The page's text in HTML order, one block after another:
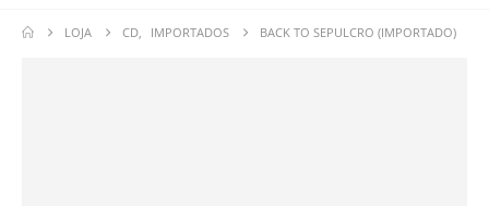
LOJA CD IMPORTADOS BACK TO SEPULCRO (IMPORTADO)